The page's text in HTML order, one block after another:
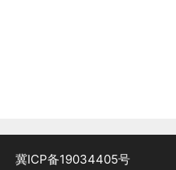
冀ICP备19034405号